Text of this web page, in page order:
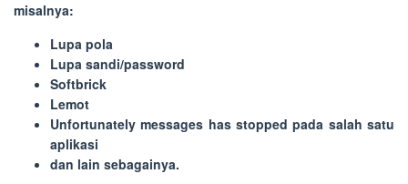
misalnya:
Lupa pola
Lupa sandi/password
Softbrick
Lemot
Unfortunately messages has stopped pada salah satu
aplikasi
dan lain sebagainya.